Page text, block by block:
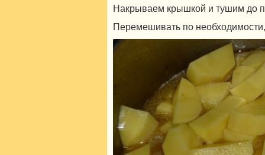
Накрываем крышкой и тушим до
Перемешивать по